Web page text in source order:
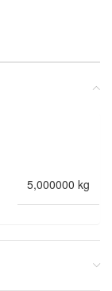
5,000000 kg